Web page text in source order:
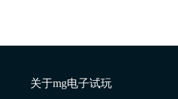
关于mg电子试玩